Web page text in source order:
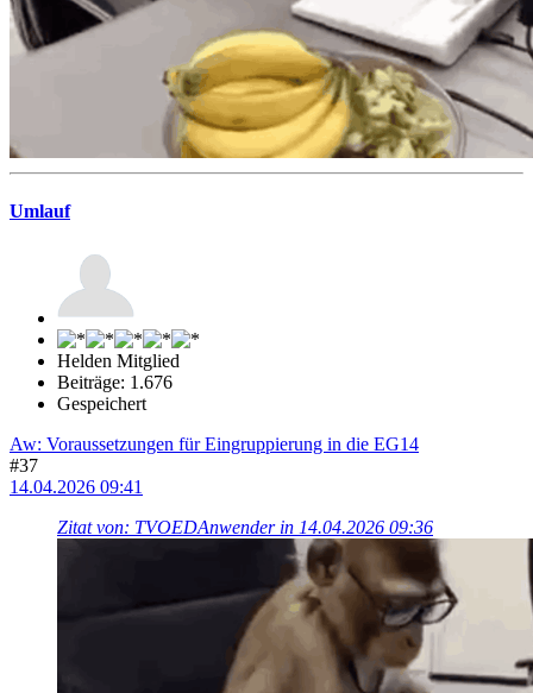
Umlauf
Helden Mitglied
Beiträge: 1.676
Gespeichert
Aw: Voraussetzungen für Eingruppierung in die EG14
#37
14.04.2026 09:41
Zitat von: TVOEDAnwender in 14.04.2026 09:36